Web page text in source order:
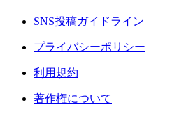
SNS投稿ガイドライン
プライバシーポリシー
利用規約
著作権について